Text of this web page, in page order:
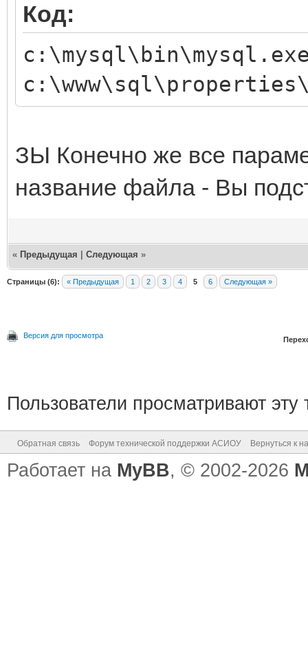
Код:
ЗЫ Конечно же все
название файла - Вы
« Предыдущая Следующая »
Страницы (6): « Предыдущая 1 2 3 4 5 6 Следующая »
Версия для просмотра
Пользователи просматривают эту
Обратная связь Форум технической поддержки АСИОУ Вернуться к
Работает на MyBB, © 2002-2026